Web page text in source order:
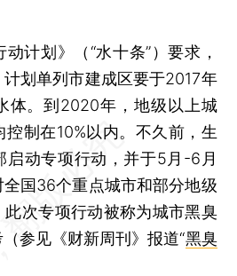
划》（“水十条”）要求，
划单列市建成区要于2017年
体。到2020年，地级以上城
制在10%以内。不久前，生
启动专项行动，并于5月-6月
国36个重点城市和部分地级
次专项行动被称为城市黑臭
参见《财新周刊》报道“黑臭